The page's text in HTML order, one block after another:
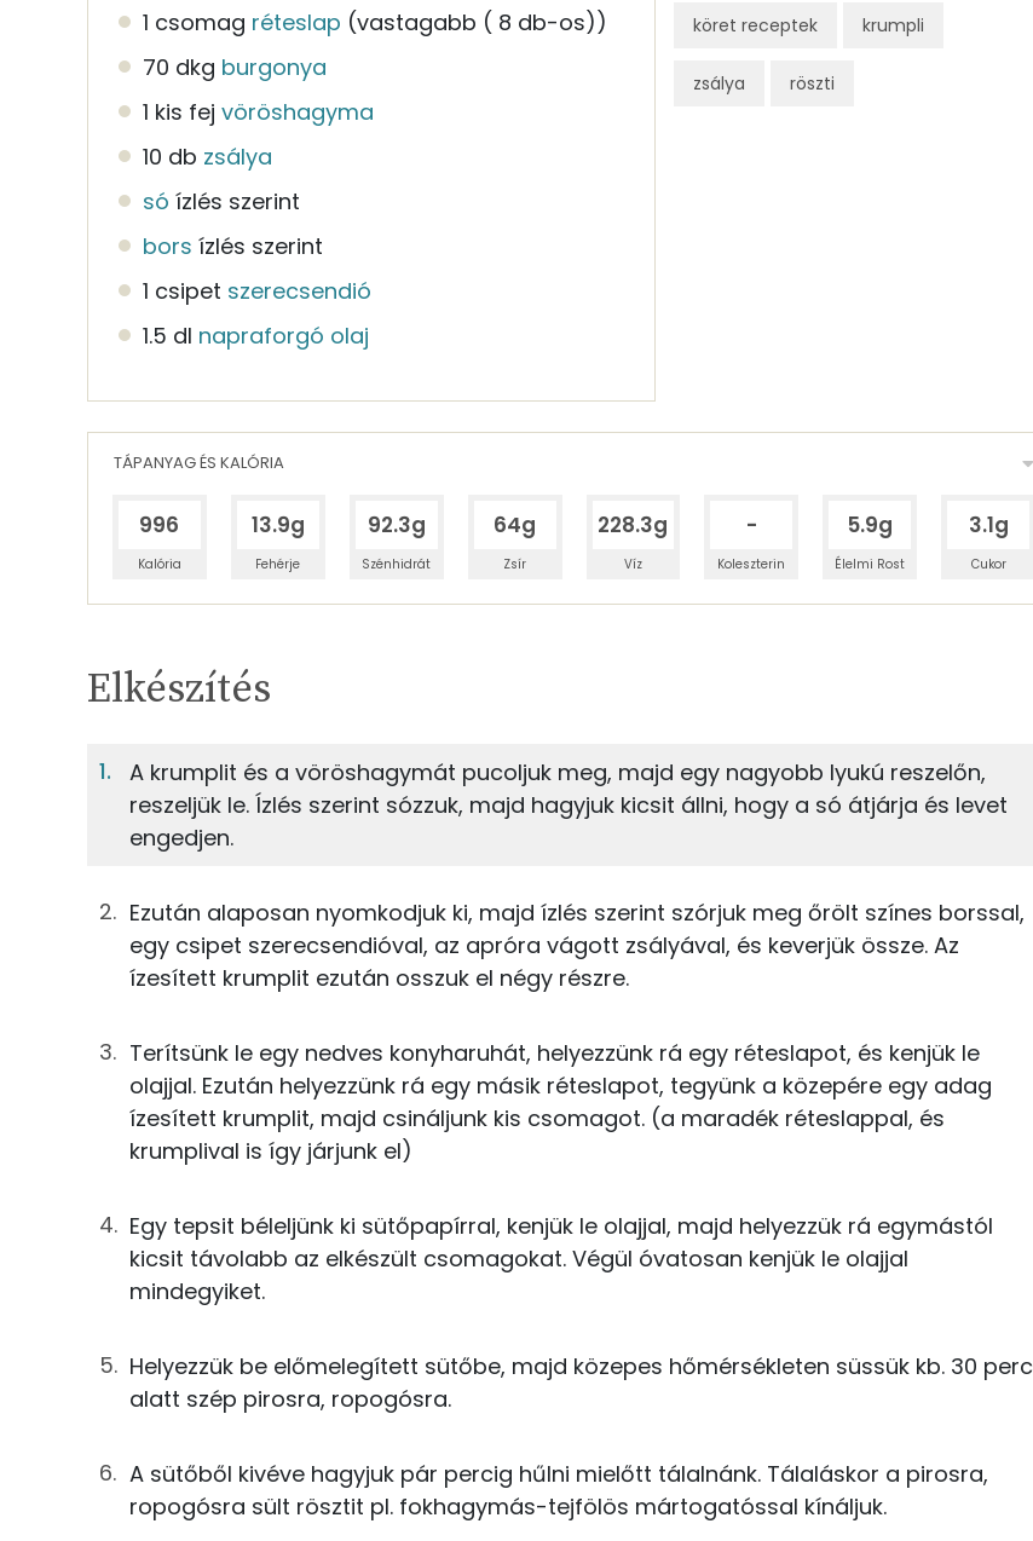
1 csomag réteslap (vastagabb ( 8 db-os))
70 dkg burgonya
1 kis fej vöröshagyma
10 db zsálya
só ízlés szerint
bors ízlés szerint
1 csipet szerecsendió
1.5 dl napraforgó olaj
köret receptek krumpli
zsálya röszti
TÁPANYAG ÉS KALÓRIA
996
Kalória
13.9g
Fehérje
92.3g
Szénhidrát
64g
Zsír
228.3g
Víz
-
Koleszterin
5.9g
Élelmi Rost
3.1g
Cukor
75g réteslap
221 kcal
25g vöröshagyma
9 kcal
0g zsálya
0g
só
0 kcal
0gbors
0 kcal
0g szerecsendió
Összesen
TÁPANYAGTARTALOM
4%
23%
Szénhidrát
16%
57%
TOP ásványi anyagok
Foszfor
Kálcium
Nátrium
TOP vitaminok
C vitamin:
E vitamin:
Niacin - B3 vitamin:
Fehérje
Zsír
Összesen
64 g
Telített zsírsav
Elkészítés
A krumplit és a vöröshagymát pucoljuk meg, majd egy nagyobb lyukú reszelőn,
reszeljük le. Ízlés szerint sózzuk, majd hagyjuk kicsit állni, hogy a só átjárja és levet
engedjen.
Ezután alaposan nyomkodjuk ki, majd ízlés szerint szórjuk meg őrölt színes borssal,
egy csipet szerecsendióval, az apróra vágott zsályával, és keverjük össze. Az
ízesített krumplit ezután osszuk el négy részre.
Terítsünk le egy nedves konyharuhát, helyezzünk rá egy réteslapot, és kenjük le
olajjal. Ezután helyezzünk rá egy másik réteslapot, tegyünk a közepére egy adag
ízesített krumplit, majd csináljunk kis csomagot. (a maradék réteslappal, és
krumplival is így járjunk el)
Egy tepsit béleljünk ki sütőpapírral, kenjük le olajjal, majd helyezzük rá egymástól
kicsit távolabb az elkészült csomagokat. Végül óvatosan kenjük le olajjal
mindegyiket.
Helyezzük be előmelegített sütőbe, majd közepes hőmérsékleten süssük kb. 30 perc
alatt szép pirosra, ropogósra.
A sütőből kivéve hagyjuk pár percig hűlni mielőtt tálalnánk. Tálaláskor a pirosra,
ropogósra sült rösztit pl. fokhagymás-tejfölös mártogatóssal kínáljuk.